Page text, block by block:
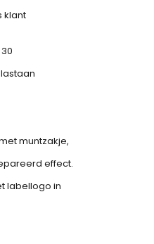
klant
muntzakje,
effect.
labellogo in